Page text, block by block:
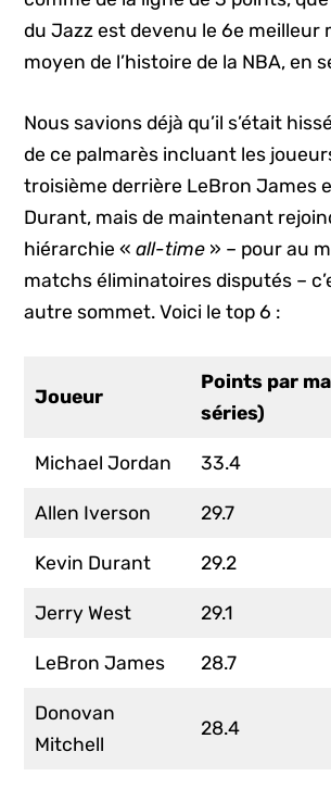
du Jazz est devenu le 6e meilleur
moyen de l’histoire de la NBA, en
Nous savions déjà qu’il s’était
de ce palmarès incluant les
troisième derrière LeBron James
Durant, mais de maintenant
hiérarchie «all-time » – pour au
matchs éliminatoires disputés –
autre sommet. Voici le top 6 :
Joueur
Points par
séries)
Michael Jordan 33.4
Allen Iverson 29.7
Kevin Durant 29.2
Jerry West 29.1
LeBron James 28.7
Donovan
Mitchell
28.4